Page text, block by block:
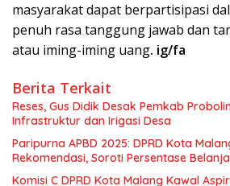
masyarakat dapat berpartisipasi
penuh rasa tanggung jawab dan
atau iming-iming uang. ig/fa
Berita Terkait
Reses, Gus Didik Desak Pemkab
Infrastruktur dan Irigasi Desa
Paripurna APBD 2025: DPRD Kota
Rekomendasi, Soroti Persentase
Komisi C DPRD Kota Malang Kawal